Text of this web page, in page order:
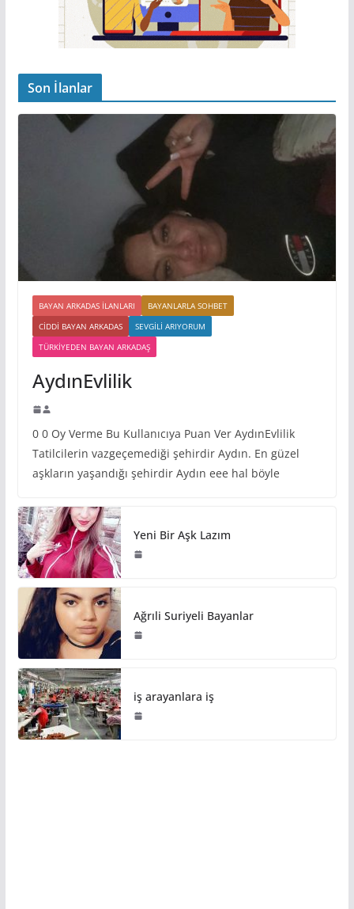
Son İlanlar
BAYAN ARKADAS ILANLARI
BAYANLARLA SOHBET
CIDDI BAYAN ARKADAS
SEVGILI ARIYORUM
TÜRKIYEDEN BAYAN ARKADAŞ
AydınEvlilik
0 0 Oy Verme Bu Kullanıcıya Puan Ver AydınEvlilik
Tatilcilerin vazgeçemediği şehirdir Aydın. En güzel
aşkların yaşandığı şehirdir Aydın eee hal böyle
Yeni Bir Aşk Lazım
Ağrıli Suriyeli Bayanlar
iş arayanlara iş